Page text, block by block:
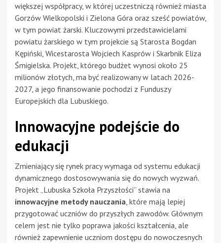
większej współpracy, w której uczestniczą również miasta
Gorzów Wielkopolski i Zielona Góra oraz sześć powiatów,
w tym powiat żarski. Kluczowymi przedstawicielami
powiatu żarskiego w tym projekcie są Starosta Bogdan
Kępiński, Wicestarosta Wojciech Kasprów i Skarbnik Eliza
Śmigielska. Projekt, którego budżet wynosi około 25
milionów złotych, ma być realizowany w latach 2026-
2027, a jego finansowanie pochodzi z Funduszy
Europejskich dla Lubuskiego.
Innowacyjne podejście do
edukacji
Zmieniający się rynek pracy wymaga od systemu edukacji
dynamicznego dostosowywania się do nowych wyzwań.
Projekt „Lubuska Szkoła Przyszłości” stawia na
innowacyjne metody nauczania, które mają lepiej
przygotować uczniów do przyszłych zawodów. Głównym
celem jest nie tylko poprawa jakości kształcenia, ale
również zapewnienie uczniom dostępu do nowoczesnych